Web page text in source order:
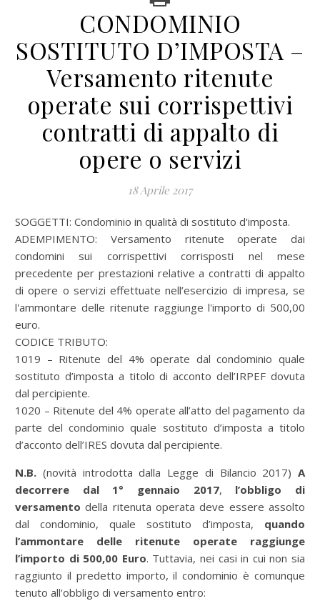
CONDOMINIO
SOSTITUTO D’IMPOSTA –
Versamento ritenute
operate sui corrispettivi
contratti di appalto di
opere o servizi
18 Aprile 2017
SOGGETTI: Condominio in qualità di sostituto d'imposta.
ADEMPIMENTO: Versamento ritenute operate dai
condomini sui corrispettivi corrisposti nel mese
precedente per prestazioni relative a contratti di appalto
di opere o servizi effettuate nell’esercizio di impresa, se
l'ammontare delle ritenute raggiunge l'importo di 500,00
euro.
CODICE TRIBUTO:
1019 – Ritenute del 4% operate dal condominio quale
sostituto d’imposta a titolo di acconto dell’IRPEF dovuta
dal percipiente.
1020 – Ritenute del 4% operate all’atto del pagamento da
parte del condominio quale sostituto d’imposta a titolo
d’acconto dell’IRES dovuta dal percipiente.
N.B. (novità introdotta dalla Legge di Bilancio 2017) A
decorrere dal 1° gennaio 2017, l’obbligo di
versamento della ritenuta operata deve essere assolto
dal condominio, quale sostituto d’imposta, quando
l’ammontare delle ritenute operate raggiunge
l’importo di 500,00 Euro. Tuttavia, nei casi in cui non sia
raggiunto il predetto importo, il condominio è comunque
tenuto all'obbligo di versamento entro: